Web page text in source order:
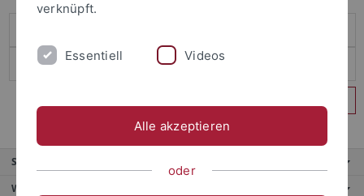
Service
Weitere Angebote
verknüpft.
Essentiell Videos
Alle akzeptieren
oder